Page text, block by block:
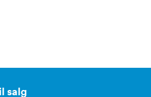
salg